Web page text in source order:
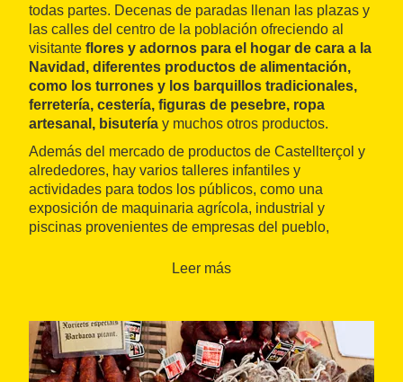
todas partes. Decenas de paradas llenan las plazas y
las calles del centro de la población ofreciendo al
visitante flores y adornos para el hogar de cara a la
Navidad, diferentes productos de alimentación,
como los turrones y los barquillos tradicionales,
ferretería, cestería, figuras de pesebre, ropa
artesanal, bisutería y muchos otros productos.
Además del mercado de productos de Castellterçol y
alrededores, hay varios talleres infantiles y
actividades para todos los públicos, como una
exposición de maquinaria agrícola, industrial y
piscinas provenientes de empresas del pueblo,
d'Empreses i Comerços de Castellterçol.
Leer más